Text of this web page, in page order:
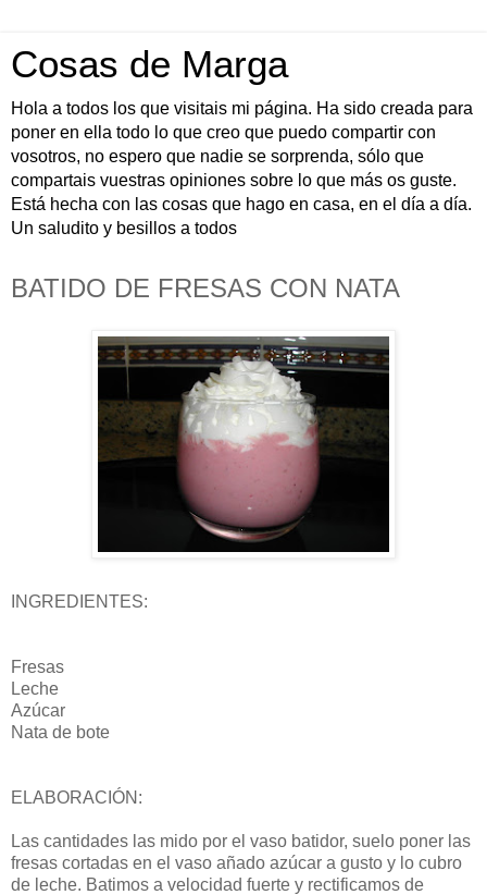
Cosas de Marga
Hola a todos los que visitais mi página. Ha sido creada para
poner en ella todo lo que creo que puedo compartir con
vosotros, no espero que nadie se sorprenda, sólo que
compartais vuestras opiniones sobre lo que más os guste.
Está hecha con las cosas que hago en casa, en el día a día.
Un saludito y besillos a todos
BATIDO DE FRESAS CON NATA
INGREDIENTES:
Fresas
Leche
Azúcar
Nata de bote
ELABORACIÓN:
Las cantidades las mido por el vaso batidor, suelo poner las
fresas cortadas en el vaso añado azúcar a gusto y lo cubro
de leche. Batimos a velocidad fuerte y rectificamos de